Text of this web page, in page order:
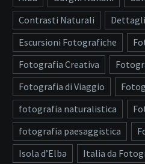
Contrasti Naturali
Dettagli
Escursioni Fotografiche
Fotografia Creativa
Fotografia di Viaggio
fotografia naturalistica
fotografia paesaggistica
Isola d’Elba
Italia da